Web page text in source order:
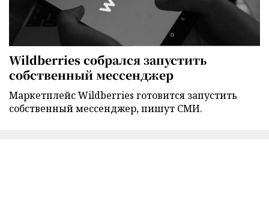
Wildberries собрался запустить
собственный мессенджер
Маркетплейс Wildberries готовится запустить
собственный мессенджер, пишут СМИ.